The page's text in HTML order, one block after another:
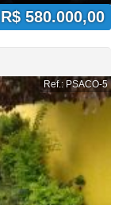
R$ 580.000,00
Ref.: PSACO-5